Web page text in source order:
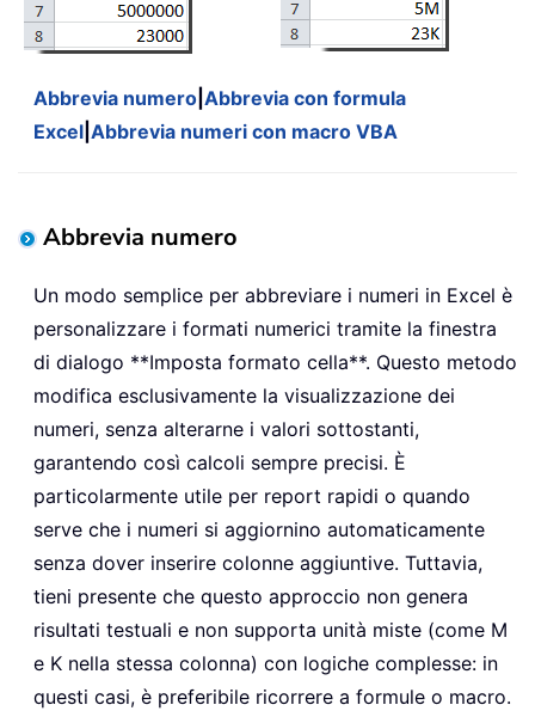
Abbrevia numero Abbrevia con formula
Excel Abbrevia numeri con macro VBA
Abbrevia numero
Un modo semplice per abbreviare i numeri in Excel è
personalizzare i formati numerici tramite la finestra
di dialogo **Imposta formato cella**. Questo metodo
modifica esclusivamente la visualizzazione dei
numeri, senza alterarne i valori sottostanti,
garantendo così calcoli sempre precisi. È
particolarmente utile per report rapidi o quando
serve che i numeri si aggiornino automaticamente
senza dover inserire colonne aggiuntive. Tuttavia,
tieni presente che questo approccio non genera
risultati testuali e non supporta unità miste (come M
e K nella stessa colonna) con logiche complesse: in
questi casi, è preferibile ricorrere a formule o macro.